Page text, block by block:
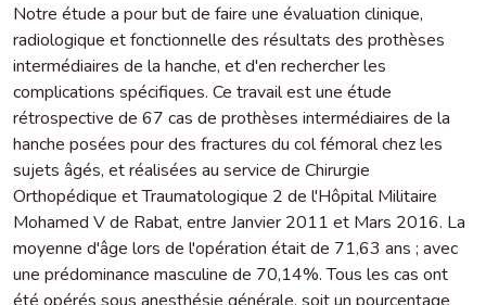
Notre étude a pour but de faire une évaluation clinique,
radiologique et fonctionnelle des résultats des prothèses
intermédiaires de la hanche, et d'en rechercher les
complications spécifiques. Ce travail est une étude
rétrospective de 67 cas de prothèses intermédiaires de la
hanche posées pour des fractures du col fémoral chez les
sujets âgés, et réalisées au service de Chirurgie
Orthopédique et Traumatologique 2 de l'Hôpital Militaire
Mohamed V de Rabat, entre Janvier 2011 et Mars 2016. La
moyenne d'âge lors de l'opération était de 71,63 ans ; avec
une prédominance masculine de 70,14%. Tous les cas ont